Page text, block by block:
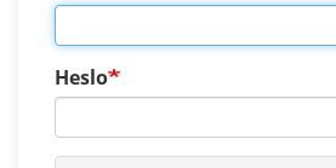
Heslo